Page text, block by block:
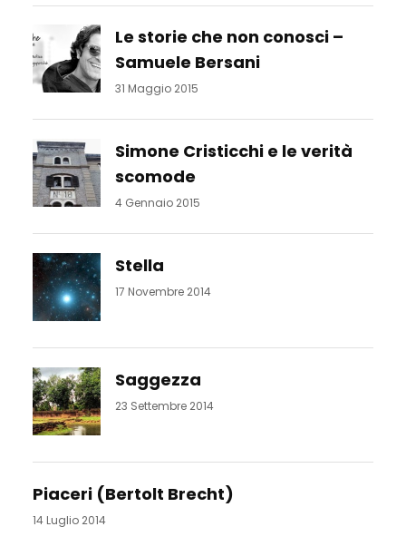
Le storie che non conosci –
Samuele Bersani
31 Maggio 2015
Simone Cristicchi e le verità
scomode
4 Gennaio 2015
Stella
17 Novembre 2014
Saggezza
23 Settembre 2014
Piaceri (Bertolt Brecht)
14 Luglio 2014